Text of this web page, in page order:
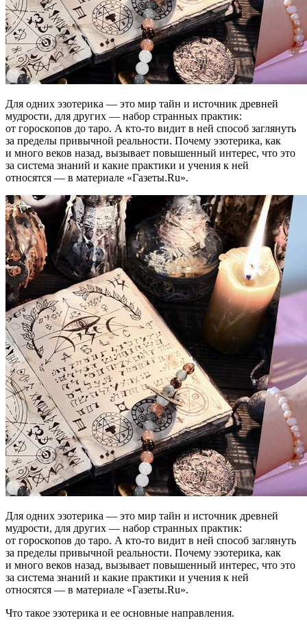
Для одних эзотерика — это мир тайн и источник древней
мудрости, для других — набор странных практик:
от гороскопов до таро. А кто-то видит в ней способ заглянуть
за пределы привычной реальности. Почему эзотерика, как
и много веков назад, вызывает повышенный интерес, что это
за система знаний и какие практики и учения к ней
относятся — в материале «Газеты.Ru».
Для одних эзотерика — это мир тайн и источник древней
мудрости, для других — набор странных практик:
от гороскопов до таро. А кто-то видит в ней способ заглянуть
за пределы привычной реальности. Почему эзотерика, как
и много веков назад, вызывает повышенный интерес, что это
за система знаний и какие практики и учения к ней
относятся — в материале «Газеты.Ru».
Что такое эзотерика и ее основные направления.